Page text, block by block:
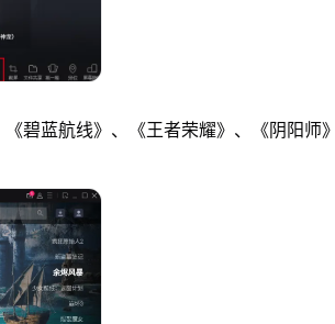
蓝航线》、《王者荣耀》、《阴阳师》